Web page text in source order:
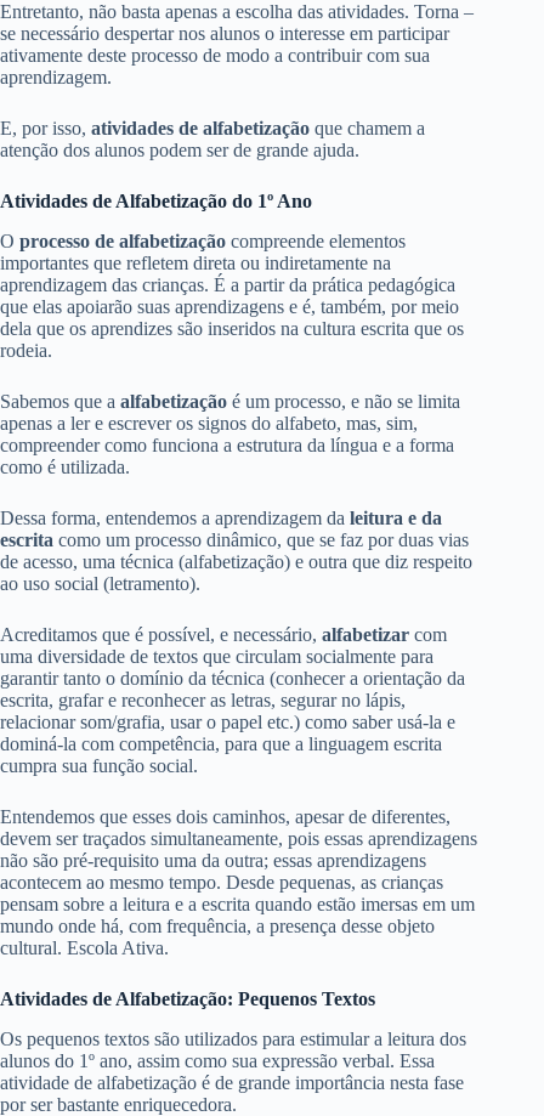
Entretanto, não basta apenas a escolha das atividades. Torna –
se necessário despertar nos alunos o interesse em participar
ativamente deste processo de modo a contribuir com sua
aprendizagem.
E, por isso, atividades de alfabetização que chamem a
atenção dos alunos podem ser de grande ajuda.
Atividades de Alfabetização do 1º Ano
O processo de alfabetização compreende elementos
importantes que refletem direta ou indiretamente na
aprendizagem das crianças. É a partir da prática pedagógica
que elas apoiarão suas aprendizagens e é, também, por meio
dela que os aprendizes são inseridos na cultura escrita que os
rodeia.
Sabemos que a alfabetização é um processo, e não se limita
apenas a ler e escrever os signos do alfabeto, mas, sim,
compreender como funciona a estrutura da língua e a forma
como é utilizada.
Dessa forma, entendemos a aprendizagem da leitura e da
escrita como um processo dinâmico, que se faz por duas vias
de acesso, uma técnica (alfabetização) e outra que diz respeito
ao uso social (letramento).
Acreditamos que é possível, e necessário, alfabetizar com
uma diversidade de textos que circulam socialmente para
garantir tanto o domínio da técnica (conhecer a orientação da
escrita, grafar e reconhecer as letras, segurar no lápis,
relacionar som/grafia, usar o papel etc.) como saber usá-la e
dominá-la com competência, para que a linguagem escrita
cumpra sua função social.
Entendemos que esses dois caminhos, apesar de diferentes,
devem ser traçados simultaneamente, pois essas aprendizagens
não são pré-requisito uma da outra; essas aprendizagens
acontecem ao mesmo tempo. Desde pequenas, as crianças
pensam sobre a leitura e a escrita quando estão imersas em um
mundo onde há, com frequência, a presença desse objeto
cultural. Escola Ativa.
Atividades de Alfabetização: Pequenos Textos
Os pequenos textos são utilizados para estimular a leitura dos
alunos do 1º ano, assim como sua expressão verbal. Essa
atividade de alfabetização é de grande importância nesta fase
por ser bastante enriquecedora.